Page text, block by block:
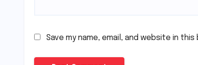
Save my name, email, and website in